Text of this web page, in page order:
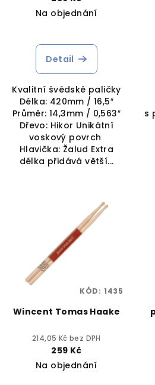
Na objednání
Detail
Kvalitní švédské paličky
Délka: 420mm / 16,5″
Průměr: 14,3mm / 0,563″
Dřevo: Hikor Unikátní
voskový povrch
Hlavička: Žalud Extra
délka přidává větší...
s
Wincent Tomas Haake
214,05 Kč bez DPH
259 Kč
Na objednání
KÓD: 1435